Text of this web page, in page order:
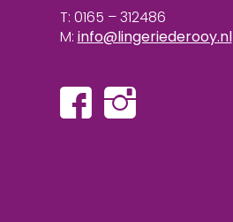
T: 0165 – 312486
M: info@lingeriederooy.nl